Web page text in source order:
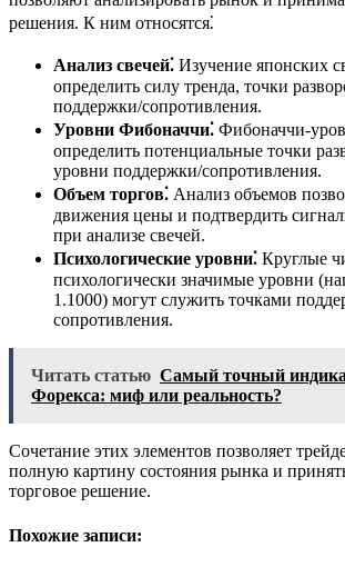
решения. К ним относятся⁚
Анализ свечей⁚ Изучение японских
определить силу тренда, точки
поддержки/сопротивления.
Уровни Фибоначчи⁚ Фибоначчи-
определить потенциальные точки
уровни поддержки/сопротивления.
Объем торгов⁚ Анализ объемов
движения цены и подтвердить
при анализе свечей.
Психологические уровни⁚ Круглые
психологически значимые уровни
1.1000) могут служить точками
сопротивления.
Читать статью Самый точный
Форекса: миф или реальность?
Сочетание этих элементов позволяет
полную картину состояния рынка и
торговое решение.
Похожие записи: